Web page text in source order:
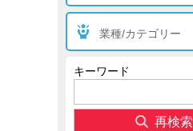
業種/カテゴリー
キーワード
再検索